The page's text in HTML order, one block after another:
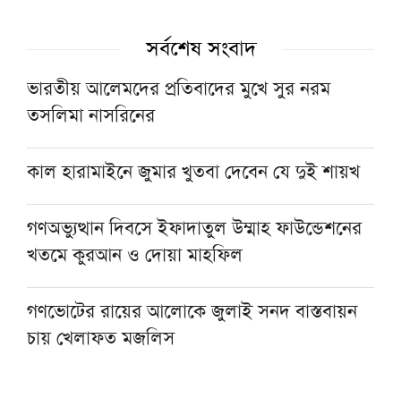
সর্বশেষ সংবাদ
ভারতীয় আলেমদের প্রতিবাদের মুখে সুর নরম
তসলিমা নাসরিনের
কাল হারামাইনে জুমার খুতবা দেবেন যে দুই শায়খ
গণঅভ্যুত্থান দিবসে ইফাদাতুল উম্মাহ ফাউন্ডেশনের
খতমে কুরআন ও দোয়া মাহফিল
গণভোটের রায়ের আলোকে জুলাই সনদ বাস্তবায়ন
চায় খেলাফত মজলিস